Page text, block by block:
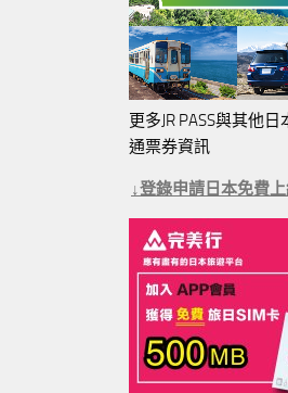
更多JR PASS與其他
通票券資訊
↓登錄申請日本免費